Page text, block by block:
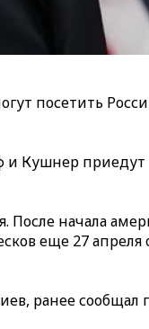
посетить
Кушнер
После начала
еще 27
ранее